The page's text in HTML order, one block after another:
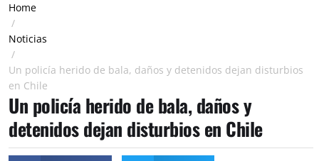
Home
/
Noticias
/
Un policía herido de bala, daños y detenidos dejan disturbios
en Chile
Un policía herido de bala, daños y
detenidos dejan disturbios en Chile